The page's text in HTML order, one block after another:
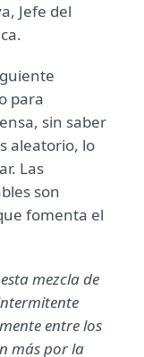
Jefe del
para
sin saber
aleatorio, lo
Las
son
fomenta el
mezcla de
entre los
más por la